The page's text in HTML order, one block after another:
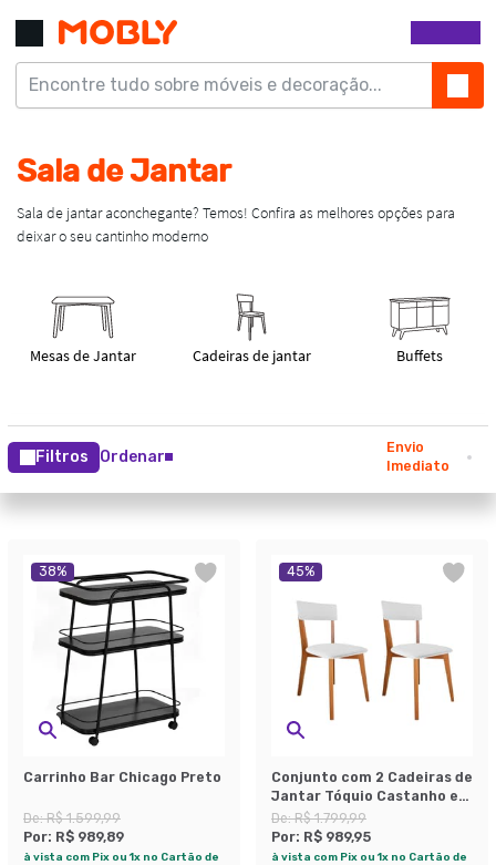
Filtros Ordenar
Envio
Imediato
38%
Carrinho Bar Chicago Preto
De:R$ 1.599,99
Por: R$ 989,89
à vista com Pix ou 1x no Cartão de
45%
Conjunto com 2 Cadeiras de
Jantar Tóquio Castanho e
Branco
De:R$ 1.799,99
Por: R$ 989,95
à vista com Pix ou 1x no Cartão de